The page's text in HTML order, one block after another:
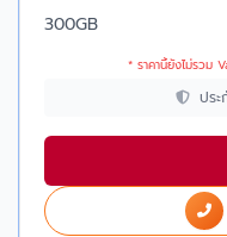
300GB
* ราคานี้ยังไม่รวม
ปร